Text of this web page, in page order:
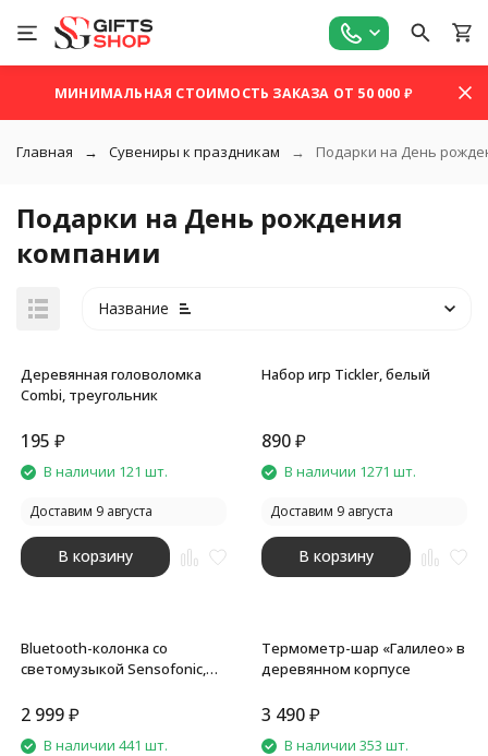
МИНИМАЛЬНАЯ СТОИМОСТЬ ЗАКАЗА ОТ 50 000 ₽
Главная Сувениры к праздникам Подарки на День
Подарки на День рождения
компании
Название
Деревянная головоломка
Combi, треугольник
195 ₽
В наличии 121 шт.
Доставим 9 августа
В корзину
Набор игр Tickler, белый
890₽
В наличии 1271 шт.
Доставим 9 августа
В корзину
Bluetooth-колонка со
светомузыкой Sensofonic,
2 999₽
В наличии 441 шт.
Термометр-шар «Галилео» в
деревянном корпусе
3 490₽
В наличии 353 шт.